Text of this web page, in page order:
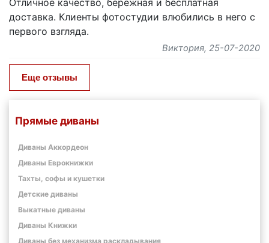
Прямые диваны
Диваны Аккордеон
Диваны Еврокнижки
Тахты, софы и кушетки
Детские диваны
Выкатные диваны
Диваны Книжки
Диваны без механизма раскладывания
Отличное качество, бережная и бесплатная
доставка. Клиенты фотостудии влюбились в него с
первого взгляда.
Виктория, 25-07-2020
Еще отзывы